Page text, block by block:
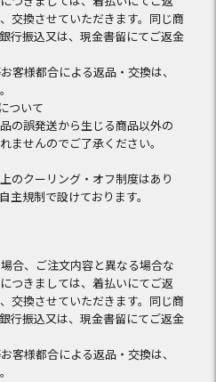
交換させていただきます。同じ商
行振込又は、現金書留にてご返金
客様都合による返品・交換は、
ついて
の誤発送から生じる商品以外の
ませんのでご了承ください。
のクーリング・オフ制度はあり
主規制で設けております。
合、ご注文内容と異なる場合な
つきましては、着払いにてご返
交換させていただきます。同じ商
行振込又は、現金書留にてご返金
客様都合による返品・交換は、